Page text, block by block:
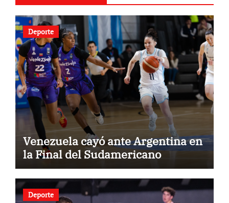
Deporte
Venezuela cayó ante Argentina en
la Final del Sudamericano
Deporte